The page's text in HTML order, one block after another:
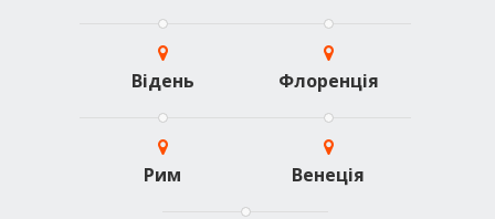
Відень Флоренція
Рим Венеція